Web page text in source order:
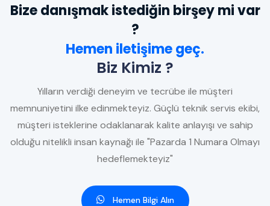
Bize danışmak istediğin birşey mi var
?
Hemen iletişime geç.
Biz Kimiz ?
Yılların verdiği deneyim ve tecrübe ile müşteri
memnuniyetini ilke edinmekteyiz. Güçlü teknik servis ekibi,
müşteri isteklerine odaklanarak kalite anlayışı ve sahip
olduğu nitelikli insan kaynağı ile "Pazarda 1 Numara Olmayı
hedeflemekteyiz"
Hemen Bilgi Alın